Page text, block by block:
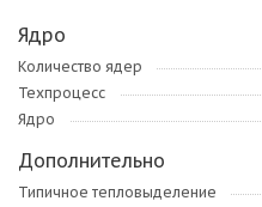
Ядро
Количество ядер
Техпроцесс
Ядро
Дополнительно
Типичное тепловыделение